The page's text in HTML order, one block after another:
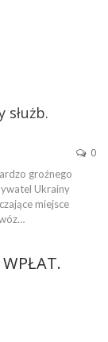
służb.
0
groźnego
Ukrainy
miejsce